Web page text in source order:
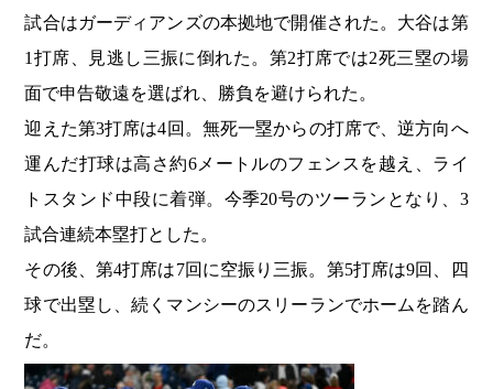
試合はガーディアンズの本拠地で開催された。大谷は第
1打席、見逃し三振に倒れた。第2打席では2死三塁の場
面で申告敬遠を選ばれ、勝負を避けられた。
迎えた第3打席は4回。無死一塁からの打席で、逆方向へ
運んだ打球は高さ約6メートルのフェンスを越え、ライ
トスタンド中段に着弾。今季20号のツーランとなり、3
試合連続本塁打とした。
その後、第4打席は7回に空振り三振。第5打席は9回、四
球で出塁し、続くマンシーのスリーランでホームを踏ん
だ。